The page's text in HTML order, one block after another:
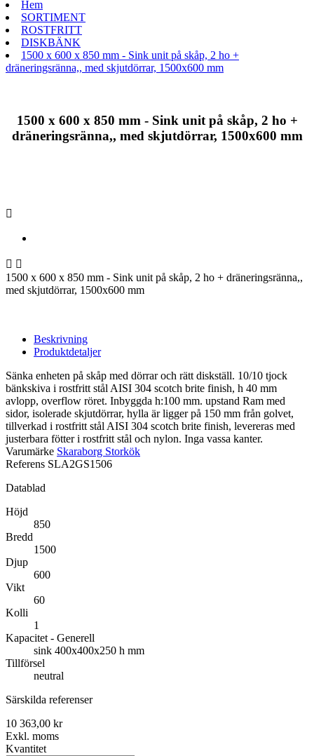
Hem
SORTIMENT
ROSTFRITT
DISKBÄNK
1500 x 600 x 850 mm - Sink unit på skåp, 2 ho +
dräneringsränna,, med skjutdörrar, 1500x600 mm
1500 x 600 x 850 mm - Sink unit på skåp, 2 ho +
dräneringsränna,, med skjutdörrar, 1500x600 mm

 
1500 x 600 x 850 mm - Sink unit på skåp, 2 ho + dräneringsränna,,
med skjutdörrar, 1500x600 mm
Beskrivning
Produktdetaljer
Sänka enheten på skåp med dörrar och rätt diskställ. 10/10 tjock
bänkskiva i rostfritt stål AISI 304 scotch brite finish, h 40 mm
avlopp, overflow röret. Inbyggda h:100 mm. upstand Ram med
sidor, isolerade skjutdörrar, hylla är ligger på 150 mm från golvet,
tillverkad i rostfritt stål AISI 304 scotch brite finish, levereras med
justerbara fötter i rostfritt stål och nylon. Inga vassa kanter.
Varumärke Skaraborg Storkök
Referens SLA2GS1506
Datablad
Höjd
850
Bredd
1500
Djup
600
Vikt
60
Kolli
1
Kapacitet - Generell
sink 400x400x250 h mm
Tillförsel
neutral
Särskilda referenser
10 363,00 kr
Exkl. moms
Kvantitet